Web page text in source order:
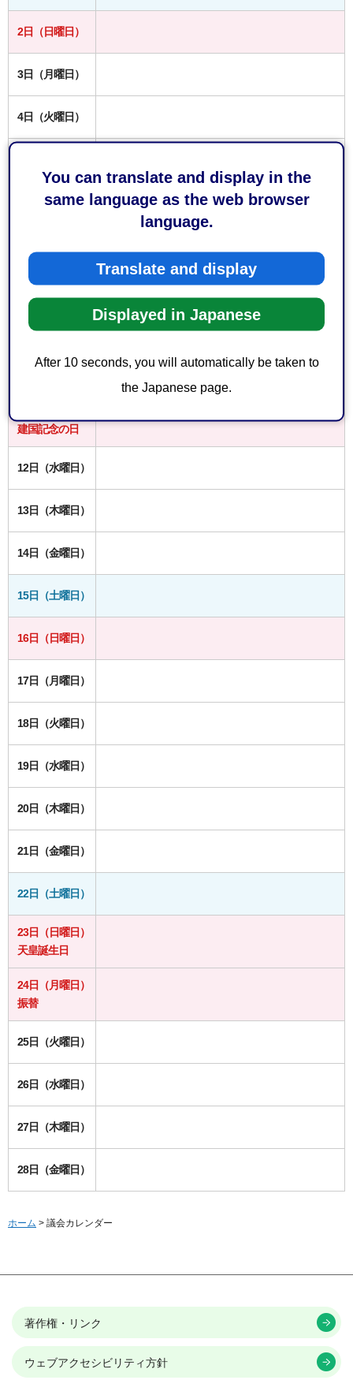
You can translate and display in the
same language as the web browser
language.
Translate and display
Displayed in Japanese
After 10 seconds, you will automatically be taken to
the Japanese page.
2日（日曜日）
3日（月曜日）
4日（火曜日）
6日（木曜日）
8日（土曜日）
9日（日曜日）
建国記念の日
12日（水曜日）
13日（木曜日）
14日（金曜日）
15日（土曜日）
16日（日曜日）
17日（月曜日）
18日（火曜日）
19日（水曜日）
20日（木曜日）
21日（金曜日）
22日（土曜日）
23日（日曜日）
天皇誕生日
24日（月曜日）
振替
25日（火曜日）
26日（水曜日）
27日（木曜日）
28日（金曜日）
ホーム > 議会カレンダー
著作権・リンク
ウェブアクセシビリティ方針